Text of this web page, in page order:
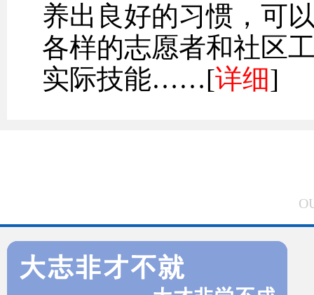
养出良好的习惯，可
各样的志愿者和社区
实际技能……[详细]